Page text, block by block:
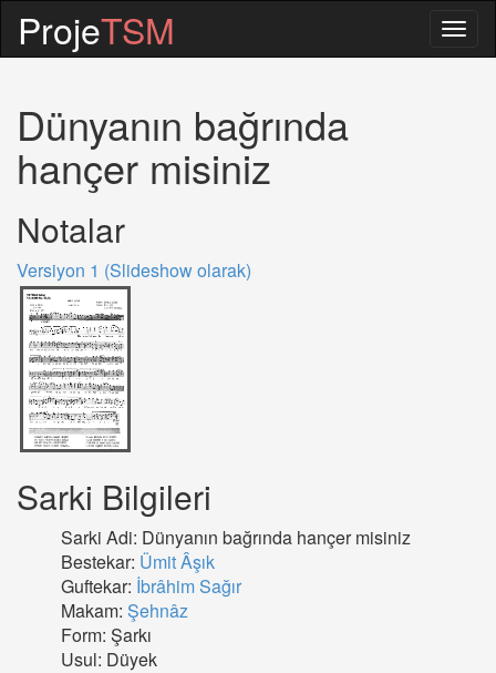
ProjeTSM
Dünyanın bağrında
hançer misiniz
Notalar
Versiyon 1 (Slideshow olarak)
Sarki Bilgileri
Sarki Adi: Dünyanın bağrında hançer misiniz
Bestekar: Ümit Âşık
Guftekar: İbrâhim Sağır
Makam: Şehnâz
Form: Şarkı
Usul: Düyek